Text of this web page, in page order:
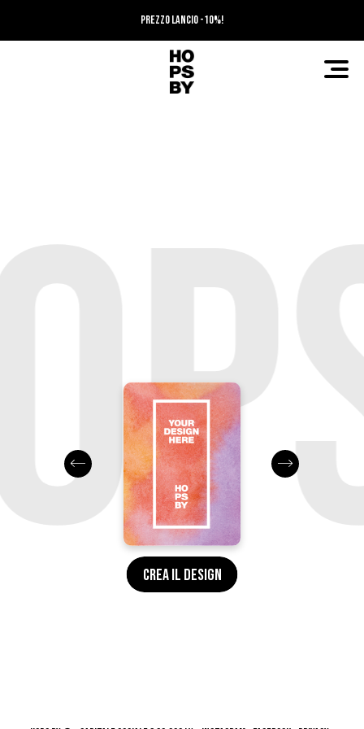
PREZZO LANCIO -10%!
CREA IL DESIGN